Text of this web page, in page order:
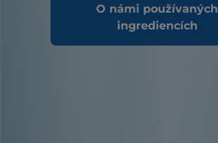
O námi používaných
ingrediencích